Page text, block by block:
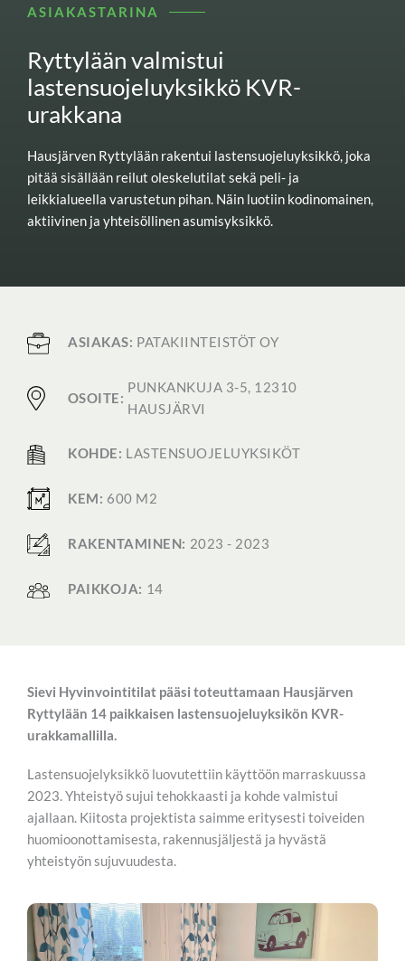
ASIAKASTARINA
Ryttylään valmistui
lastensuojeluyksikkö KVR-
urakkana
Hausjärven Ryttylään rakentui lastensuojeluyksikkö, joka
pitää sisällään reilut oleskelutilat sekä peli- ja
leikkialueella varustetun pihan. Näin luotiin kodinomainen,
aktiivinen ja yhteisöllinen asumisyksikkö.
ASIAKAS: PATAKIINTEISTÖT OY
OSOITE:
PUNKANKUJA 3-5, 12310
HAUSJÄRVI
KOHDE: LASTENSUOJELUYKSIKÖT
KEM: 600 M2
RAKENTAMINEN: 2023 - 2023
PAIKKOJA: 14
Sievi Hyvinvointitilat pääsi toteuttamaan Hausjärven
Ryttylään 14 paikkaisen lastensuojeluyksikön KVR-
urakkamallilla.
Lastensuojelyksikkö luovutettiin käyttöön marraskuussa
2023. Yhteistyö sujui tehokkaasti ja kohde valmistui
ajallaan. Kiitosta projektista saimme eritysesti toiveiden
huomioonottamisesta, rakennusjäljestä ja hyvästä
yhteistyön sujuvuudesta.